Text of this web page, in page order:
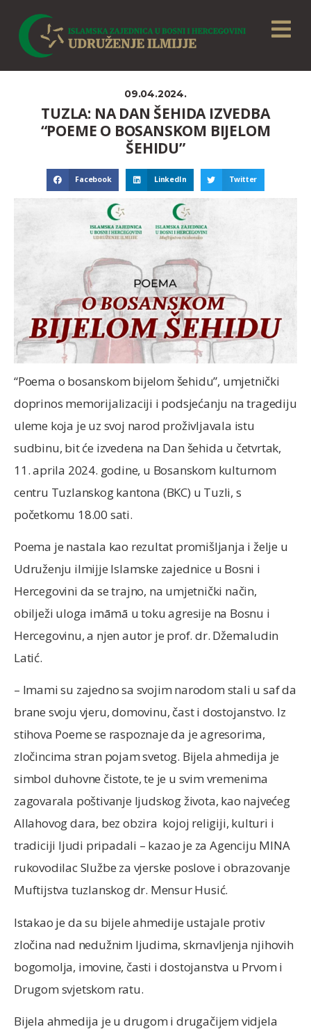
09.04.2024.
TUZLA: NA DAN ŠEHIDA IZVEDBA
“POEME O BOSANSKOM BIJELOM
ŠEHIDU”
Facebook LinkedIn Twitter
“Poema o bosanskom bijelom šehidu”, umjetnički
doprinos memorijalizaciji i podsjećanju na tragediju
uleme koja je uz svoj narod proživljavala istu
sudbinu, bit će izvedena na Dan šehida u četvrtak,
11. aprila 2024. godine, u Bosanskom kulturnom
centru Tuzlanskog kantona (BKC) u Tuzli, s
početkomu 18.00 sati.
Poema je nastala kao rezultat promišljanja i želje u
Udruženju ilmijje Islamske zajednice u Bosni i
Hercegovini da se trajno, na umjetnički način,
obilježi uloga imāmā u toku agresije na Bosnu i
Hercegovinu, a njen autor je prof. dr. Džemaludin
Latić.
– Imami su zajedno sa svojim narodom stali u saf da
brane svoju vjeru, domovinu, čast i dostojanstvo. Iz
stihova Poeme se raspoznaje da je agresorima,
zločincima stran pojam svetog. Bijela ahmedija je
simbol duhovne čistote, te je u svim vremenima
zagovarala poštivanje ljudskog života, kao najvećeg
Allahovog dara, bez obzira kojoj religiji, kulturi i
tradiciji ljudi pripadali – kazao je za Agenciju MINA
rukovodilac Službe za vjerske poslove i obrazovanje
Muftijstva tuzlanskog dr. Mensur Husić.
Istakao je da su bijele ahmedije ustajale protiv
zločina nad nedužnim ljudima, skrnavljenja njihovih
bogomolja, imovine, časti i dostojanstva u Prvom i
Drugom svjetskom ratu.
Bijela ahmedija je u drugom i drugačijem vidjela